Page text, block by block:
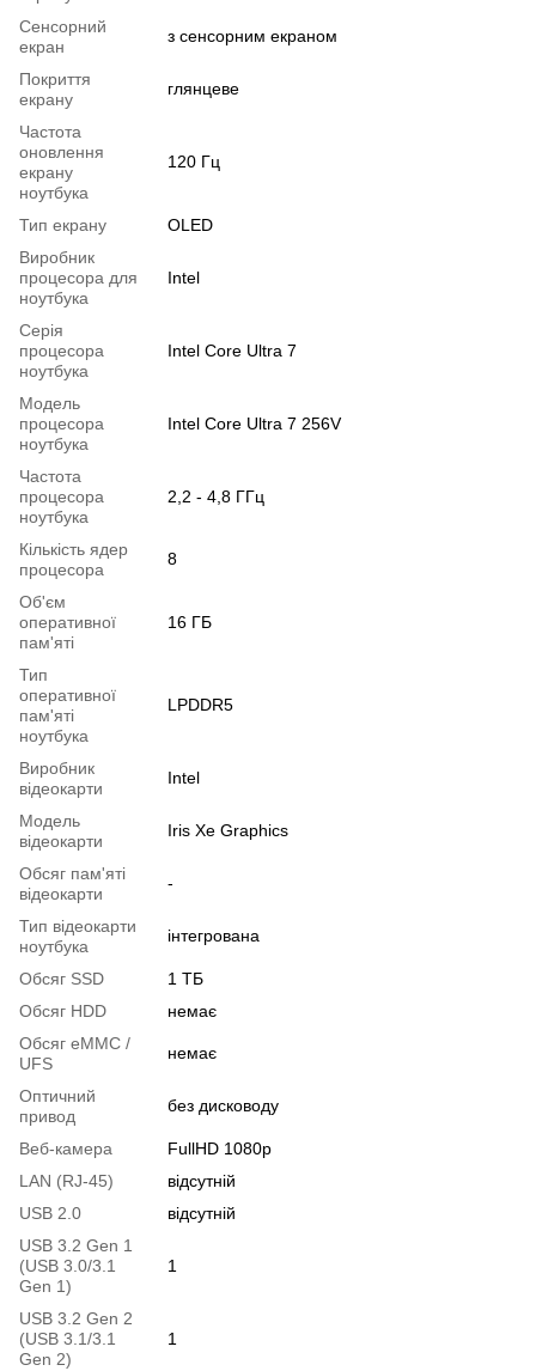
Сенсорний
екран
з сенсорним екраном
Покриття
екрану
глянцеве
Частота
оновлення
екрану
ноутбука
120 Гц
Тип екрану
OLED
Виробник
процесора для
ноутбука
Intel
Серія
процесора
ноутбука
Intel Core Ultra 7
Модель
процесора
ноутбука
Intel Core Ultra 7 256V
Частота
процесора
ноутбука
2,2 - 4,8 ГГц
Кількість ядер
процесора
8
Об'єм
оперативної
пам'яті
16 ГБ
Тип
оперативної
пам'яті
ноутбука
LPDDR5
Виробник
відеокарти
Intel
Модель
відеокарти
Iris Xe Graphics
Обсяг пам'яті
відеокарти
-
Тип відеокарти
ноутбука
інтегрована
Обсяг SSD
1 ТБ
Обсяг HDD
немає
Обсяг eMMC /
UFS
немає
Оптичний
привод
без дисководу
Веб-камера
FullHD 1080p
LAN (RJ-45)
відсутній
USB 2.0
відсутній
USB 3.2 Gen 1
(USB 3.0/3.1
Gen 1)
1
USB 3.2 Gen 2
(USB 3.1/3.1
Gen 2)
1